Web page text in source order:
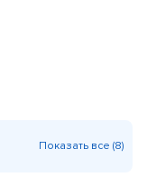
Показать все (8)